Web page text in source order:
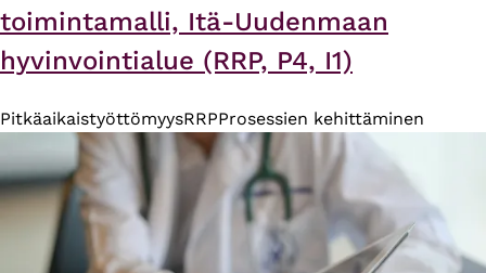
toimintamalli, Itä-Uudenmaan
hyvinvointialue (RRP, P4, I1)
PitkäaikaistyöttömyysRRPProsessien kehittäminen